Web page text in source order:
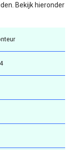
Bekijk hieronder